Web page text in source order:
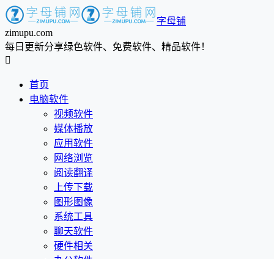
字母铺
zimupu.com
每日更新分享绿色软件、免费软件、精品软件！

首页
电脑软件
视频软件
媒体播放
应用软件
网络浏览
阅读翻译
上传下载
图形图像
系统工具
聊天软件
硬件相关